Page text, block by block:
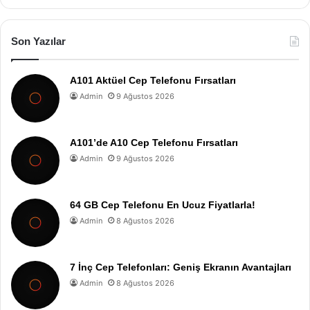
Son Yazılar
A101 Aktüel Cep Telefonu Fırsatları
Admin 9 Ağustos 2026
A101’de A10 Cep Telefonu Fırsatları
Admin 9 Ağustos 2026
64 GB Cep Telefonu En Ucuz Fiyatlarla!
Admin 8 Ağustos 2026
7 İnç Cep Telefonları: Geniş Ekranın Avantajları
Admin 8 Ağustos 2026